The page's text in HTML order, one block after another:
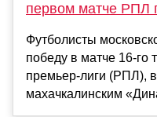
первом матче РПЛ
Футболисты
победу в матче 16-го
премьер-лиги (РПЛ),
махачкалинским